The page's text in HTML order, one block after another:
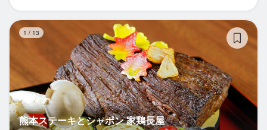
1 / 13
熊本ステーキとシャポン 家鶏長屋